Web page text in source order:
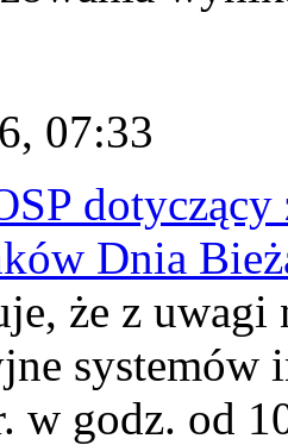
07:33
dotyczący
Dnia
że z uwagi
w godz. od